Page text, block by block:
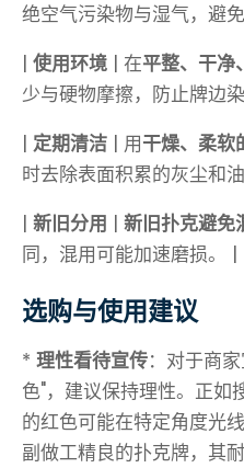
绝空气污染物与湿气，避
| 使用环境 | 在平整、干净
少与硬物摩擦，防止牌边
| 定期清洁 | 用干燥、柔软
时去除表面积累的灰尘和
| 新旧分用 | 新旧扑克避免
同，混用可能加速磨损。 |
选购与使用建议
* 理性看待宣传：对于商
色"，建议保持理性。正如
的红色可能在特定角度光
副做工精良的扑克牌，其